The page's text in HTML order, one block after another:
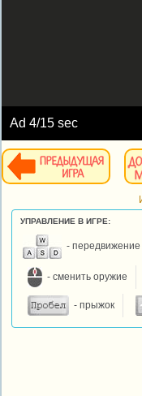
Ad4/15 sec
УПРАВЛЕНИЕ В ИГРЕ:
- передвижение
- сменить оружие
- прыжок